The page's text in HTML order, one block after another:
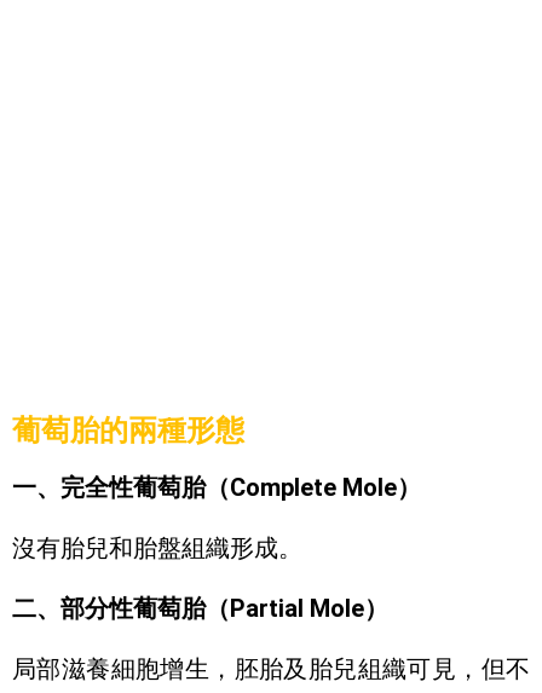
葡萄胎的兩種形態
一、完全性葡萄胎（Complete Mole）
沒有胎兒和胎盤組織形成。
二、部分性葡萄胎（Partial Mole）
局部滋養細胞增生，胚胎及胎兒組織可見，但不